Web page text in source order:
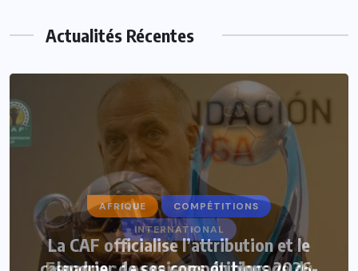
Actualités Récentes
AFRIQUE COMPÉTITIONS
La CAF officialise l’attribution et le